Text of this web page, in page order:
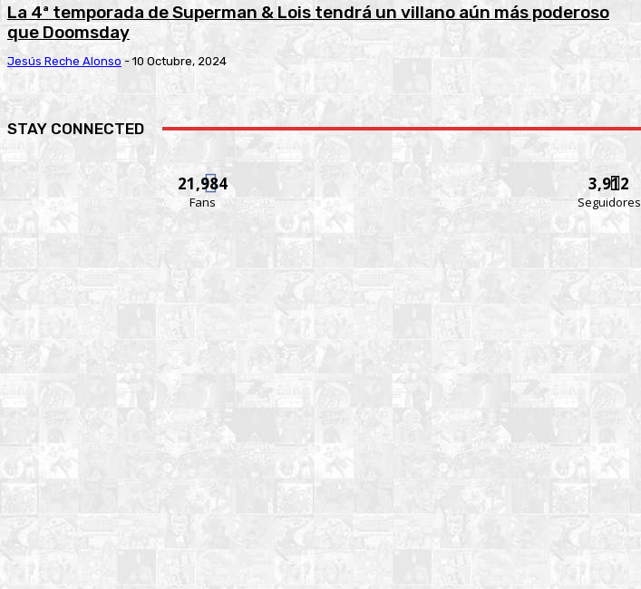
La 4ª temporada de Superman & Lois tendrá un villano aún más poderoso
que Doomsday
Jesús Reche Alonso - 10 Octubre, 2024
STAY CONNECTED
21,984
Fans
3,912
Seguidores